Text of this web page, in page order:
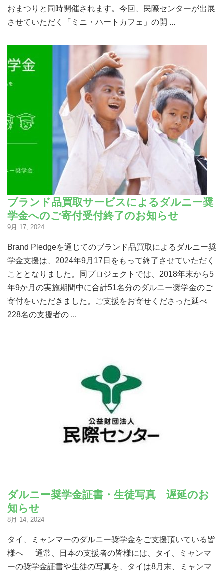
おまつりと同時開催されます。今回、民際センターが出展
させていただく「ミニ・ハートカフェ」の開 ...
ブランド品買取サービスによるダルニー奨
学金へのご寄付受付終了のお知らせ
9月 17, 2024
Brand Pledgeを通じてのブランド品買取によるダルニー奨
学金支援は、2024年9月17日をもって終了させていただく
こととなりました。同プロジェクトでは、2018年末から5
年9か月の実施期間中に合計51名分のダルニー奨学金のご
寄付をいただきました。ご支援をお寄せくださった延べ
228名の支援者の ...
ダルニー奨学金証書・生徒写真 遅延のお
知らせ
8月 14, 2024
タイ、ミャンマーのダルニー奨学金をご支援頂いている皆
様へ 通常、日本の支援者の皆様には、タイ、ミャンマ
ーの奨学金証書や生徒の写真を、タイは8月末、ミャンマ